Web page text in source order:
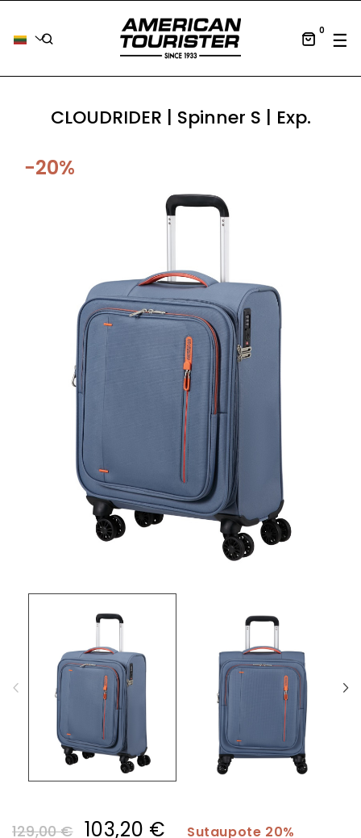
0 ☰
CLOUDRIDER | Spinner S | Exp.
−20%
129,00 € 103,20 € Sutaupote 20%